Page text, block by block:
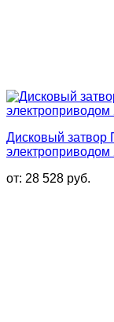
Дисковый
от: 28 528 руб.